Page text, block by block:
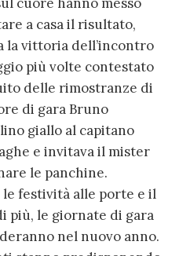
a casa il risultato,
la vittoria dell’incontro
più volte contestato
delle rimostranze di
di gara Bruno
giallo al capitano
e invitava il mister
le panchine.
le festività alle porte e il
più, le giornate di gara
nel nuovo anno.